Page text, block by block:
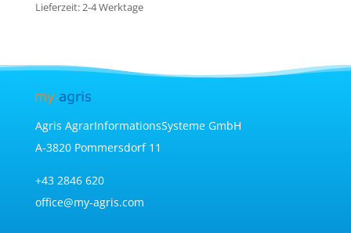
Lieferzeit:2-4 Werktage
Agris AgrarInformationsSysteme GmbH
A-3820 Pommersdorf 11
+43 2846 620
office@my-agris.com